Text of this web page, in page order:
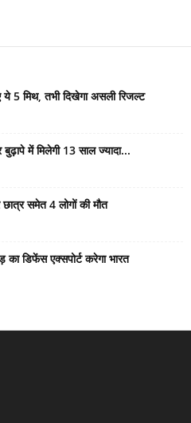
5 मिथ, तभी दिखेगा असली रिजल्ट
में मिलेगी 13 साल ज्यादा...
समेत 4 लोगों की मौत
का डिफेंस एक्सपोर्ट करेगा भारत